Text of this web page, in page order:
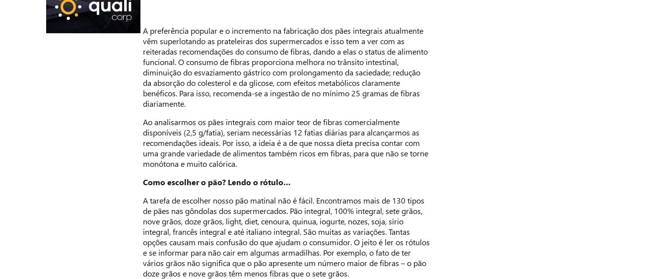
A preferência popular e o incremento na fabricação dos pães integrais atualmente
vêm superlotando as prateleiras dos supermercados e isso tem a ver com as
reiteradas recomendações do consumo de fibras, dando a elas o status de alimento
funcional. O consumo de fibras proporciona melhora no trânsito intestinal,
diminuição do esvaziamento gástrico com prolongamento da saciedade; redução
da absorção do colesterol e da glicose, com efeitos metabólicos claramente
benéficos. Para isso, recomenda-se a ingestão de no mínimo 25 gramas de fibras
diariamente.
Ao analisarmos os pães integrais com maior teor de fibras comercialmente
disponíveis (2,5 g/fatia), seriam necessárias 12 fatias diárias para alcançarmos as
recomendações ideais. Por isso, a ideia é a de que nossa dieta precisa contar com
uma grande variedade de alimentos também ricos em fibras, para que não se torne
monótona e muito calórica.
Como escolher o pão? Lendo o rótulo…
A tarefa de escolher nosso pão matinal não é fácil. Encontramos mais de 130 tipos
de pães nas gôndolas dos supermercados. Pão integral, 100% integral, sete grãos,
nove grãos, doze grãos, light, diet, cenoura, quinua, iogurte, nozes, soja, sírio
integral, francês integral e até italiano integral. São muitas as variações. Tantas
opções causam mais confusão do que ajudam o consumidor. O jeito é ler os rótulos
e se informar para não cair em algumas armadilhas. Por exemplo, o fato de ter
vários grãos não significa que o pão apresente um número maior de fibras – o pão
doze grãos e nove grãos têm menos fibras que o sete grãos.